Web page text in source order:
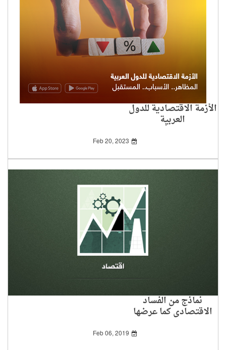
الأزمة الاقتصادية للدول
العربية
المظاهر..الأسباب..
Feb 20, 2023
نماذج من الفساد
الاقتصادي كما عرضها
Feb 06, 2019